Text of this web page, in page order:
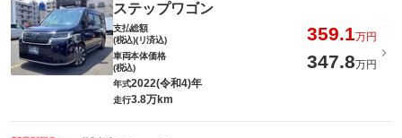
ステップワゴン
支払総額
(税込)(リ済込)
359.1万円
車両本体価格
(税込)
347.8万円
年式2022(令和4)年
走行3.8万km